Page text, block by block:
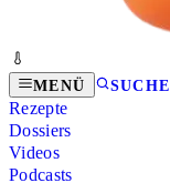
MENÜ SUCHE
Rezepte
Dossiers
Videos
Podcasts